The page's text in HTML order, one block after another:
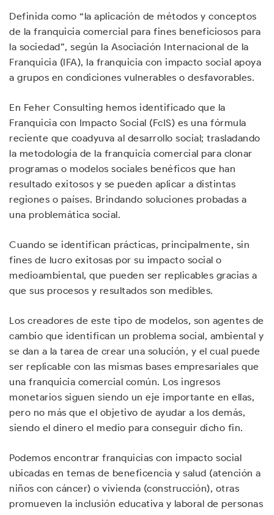
Definida como “la aplicación de métodos y conceptos
de la franquicia comercial para fines beneficiosos para
la sociedad”, según la Asociación Internacional de la
Franquicia (IFA), la franquicia con impacto social apoya
a grupos en condiciones vulnerables o desfavorables.
En Feher Consulting hemos identificado que la
Franquicia con Impacto Social (FcIS) es una fórmula
reciente que coadyuva al desarrollo social; trasladando
la metodología de la franquicia comercial para clonar
programas o modelos sociales benéficos que han
resultado exitosos y se pueden aplicar a distintas
regiones o países. Brindando soluciones probadas a
una problemática social.
Cuando se identifican prácticas, principalmente, sin
fines de lucro exitosas por su impacto social o
medioambiental, que pueden ser replicables gracias a
que sus procesos y resultados son medibles.
Los creadores de este tipo de modelos, son agentes de
cambio que identifican un problema social, ambiental y
se dan a la tarea de crear una solución, y el cual puede
ser replicable con las mismas bases empresariales que
una franquicia comercial común. Los ingresos
monetarios siguen siendo un eje importante en ellas,
pero no más que el objetivo de ayudar a los demás,
siendo el dinero el medio para conseguir dicho fin.
Podemos encontrar franquicias con impacto social
ubicadas en temas de beneficencia y salud (atención a
niños con cáncer) o vivienda (construcción), otras
promueven la inclusión educativa y laboral de personas